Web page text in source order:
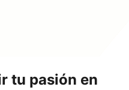
tu pasión en